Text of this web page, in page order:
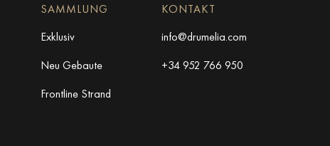
SAMMLUNG
Exklusiv
Neu Gebaute
Frontline Strand
KONTAKT
info@drumelia.com
+34 952 766 950